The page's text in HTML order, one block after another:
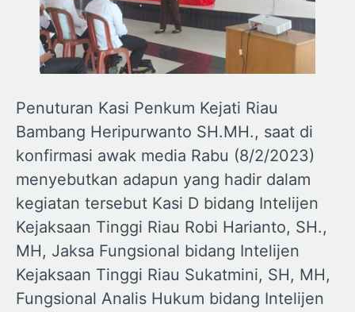
Penuturan Kasi Penkum Kejati Riau
Bambang Heripurwanto SH.MH., saat di
konfirmasi awak media Rabu (8/2/2023)
menyebutkan adapun yang hadir dalam
kegiatan tersebut Kasi D bidang Intelijen
Kejaksaan Tinggi Riau Robi Harianto, SH.,
MH, Jaksa Fungsional bidang Intelijen
Kejaksaan Tinggi Riau Sukatmini, SH, MH,
Fungsional Analis Hukum bidang Intelijen